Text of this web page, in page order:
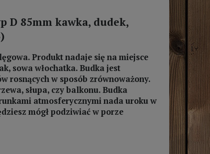
D 85mm kawka, dudek,
Produkt nadaje się na miejsce
sowa włochatka.Budka jest
rosnących w sposób zrównoważony.
słupa, czy balkonu. Budka
atmosferycznymi nada uroku w
mógł podziwiać w porze